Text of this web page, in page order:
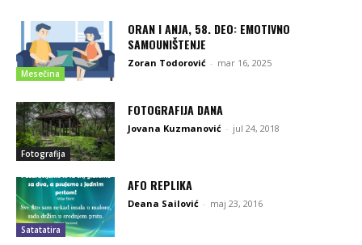
Mesečina
ORAN I ANJA, 58. DEO: EMOTIVNO
SAMOUNIŠTENJE
Zoran Todorović - mar 16, 2025
Fotografija
FOTOGRAFIJA DANA
Jovana Kuzmanović - jul 24, 2018
Satatatira
AFO REPLIKA
Deana Sailović - maj 23, 2016